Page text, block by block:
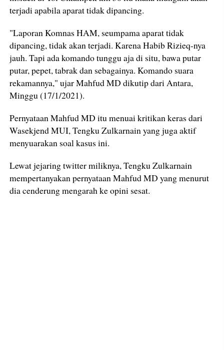
terjadi apabila aparat tidak dipancing.
"Laporan Komnas HAM, seumpama aparat tidak
dipancing, tidak akan terjadi. Karena Habib Rizieq-nya
jauh. Tapi ada komando tunggu aja di situ, bawa putar
putar, pepet, tabrak dan sebagainya. Komando suara
rekamannya," ujar Mahfud MD dikutip dari Antara,
Minggu (17/1/2021).
Pernyataan Mahfud MD itu menuai kritikan keras dari
Wasekjend MUI, Tengku Zulkarnain yang juga aktif
menyuarakan soal kasus ini.
Lewat jejaring twitter miliknya, Tengku Zulkarnain
mempertanyakan pernyataan Mahfud MD yang menurut
dia cenderung mengarah ke opini sesat.